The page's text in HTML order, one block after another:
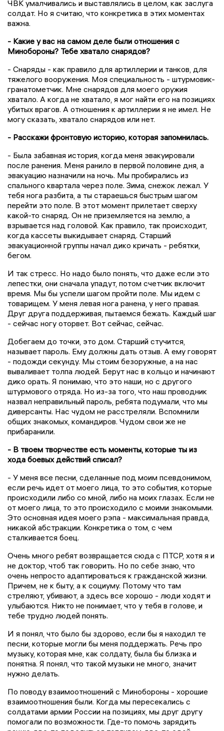
ЧВК умалчивались и выставлялись в целом, как заслуга
солдат. Но я считаю, что конкретика в этих моментах
важна.
- Какие у вас на самом деле были отношения с
Минобороны? Тебе хватало снарядов?
- Снаряды - как правило для артиллерии и танков, для
тяжелого вооружения. Моя специальность - штурмовик-
гранатометчик. Мне снарядов для моего оружия
хватало. А когда не хватало, я мог найти его на позициях
убитых врагов. А отношения к артиллерии я не имел. Не
могу сказать, хватало снарядов или нет.
- Расскажи фронтовую историю, которая запомнилась.
- Была забавная история, когда меня эвакуировали
после ранения. Меня ранило в первой половине дня, а
эвакуацию назначили на ночь. Мы пробирались из
спального квартала через поле. Зима, снежок лежал. У
тебя нога разбита, а ты стараешься быстрым шагом
перейти это поле. В этот момент прилетает сверху
какой-то снаряд. Он не приземляется на землю, а
взрывается над головой. Как правило, так происходит,
когда кассеты выкидывает снаряд. Старший
эвакуационной группы начал дико кричать - ребятки,
бегом.
И так стресс. Но надо было понять, что даже если это
лепестки, они сначала упадут, потом счетчик включит
время. Мы бы успели шагом пройти поле. Мы идем с
товарищем. У меня левая нога ранена, у него правая.
Друг друга поддерживая, пытаемся бежать. Каждый шаг
- сейчас ногу оторвет. Вот сейчас, сейчас.
Добегаем до точки, это дом. Старший стучится,
называет пароль. Ему должны дать отзыв. А ему говорят
- подожди секунду. Мы стоим безоружные, а на нас
вываливает толпа людей. Берут нас в кольцо и начинают
дико орать. Я понимаю, что это наши, но с другого
штурмового отряда. Но из-за того, что наш проводник
назвал неправильный пароль, ребята подумали, что мы
диверсанты. Нас чудом не расстреляли. Вспомнили
общих знакомых, командиров. Чудом свои же не
прибаранили.
- В твоем творчестве есть моменты, которые ты из
хода боевых действий списал?
- У меня все песни, сделанные под моим псевдонимом,
если речь идет от моего лица, то это события, которые
происходили либо со мной, либо на моих глазах. Если не
от моего лица, то это происходило с моими знакомыми.
Это основная идея моего рэпа - максимальная правда,
никакой абстракции. Конкретика о том, с чем
сталкивается боец.
Очень много ребят возвращается сюда с ПТСР, хотя я и
не доктор, чтоб так говорить. Но по себе знаю, что
очень непросто адаптироваться к гражданской жизни.
Причем, не к быту, а к социуму. Потому что там
стреляют, убивают, а здесь все хорошо - люди ходят и
улыбаются. Никто не понимает, что у тебя в голове, и
тебе трудно людей понять.
И я понял, что было бы здорово, если бы я находил те
песни, которые могли бы меня поддержать. Речь про
музыку, которая мне, как солдату, была бы близка и
понятна. Я понял, что такой музыки не много, значит
нужно делать.
По поводу взаимоотношений с Минобороны - хорошие
взаимоотношения были. Когда мы пересекались с
солдатами армии России на позициях, мы друг другу
помогали по возможности. Где-то помочь зарядить